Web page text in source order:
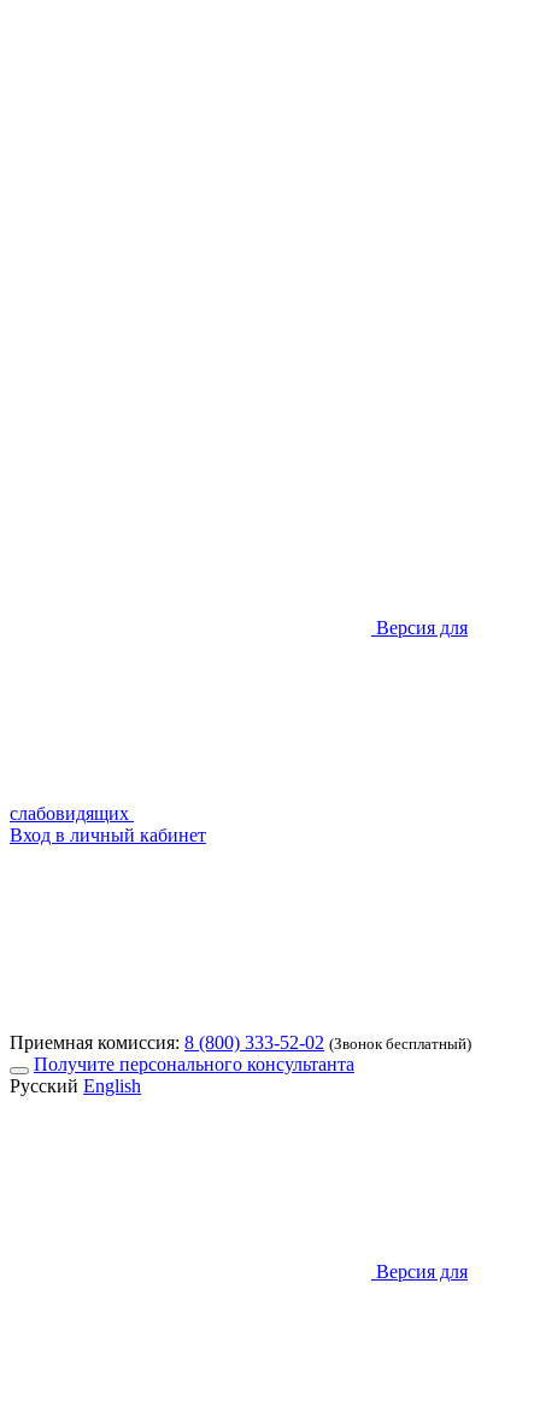
Версия для
слабовидящих
Вход в личный кабинет
Приемная комиссия: 8 (800) 333-52-02 (Звонок бесплатный)
Получите персонального консультанта
Русский English
Версия для